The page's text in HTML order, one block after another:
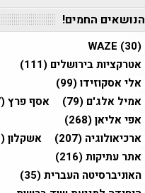
הנושאים החמים!
WAZE (30)
אטרקציות בירושלים (111)
אלי אסקוזידו(99)
אמיל אלג'ם (79) אסף פרץ(47)
אפי אליאן(268)
ארכיאולוגיה (207) אשקלון(41)
אתר עתיקות(216)
האוניברסיטה העברית(35)